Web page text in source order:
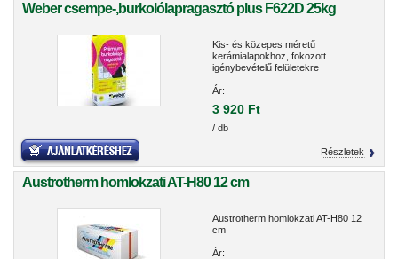
Weber csempe-,burkolólapragasztó plus F622D 25kg
Kis- és közepes méretű
kerámialapokhoz, fokozott
igénybevételű felületekre
Ár:
3 920 Ft
/ db
Részletek
Austrotherm homlokzati AT-H80 12 cm
Austrotherm homlokzati AT-H80 12
cm
Ár: